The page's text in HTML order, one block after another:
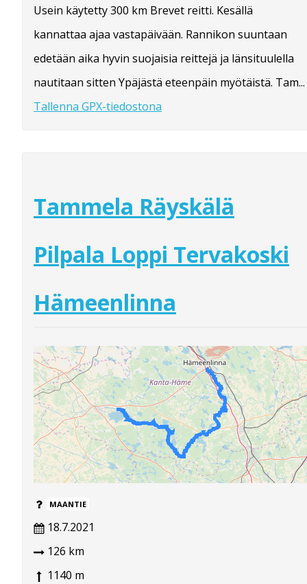
Usein käytetty 300 km Brevet reitti. Kesällä
kannattaa ajaa vastapäivään. Rannikon suuntaan
edetään aika hyvin suojaisia reittejä ja länsituulella
nautitaan sitten Ypäjästä eteenpäin myötäistä. Tam...
Tallenna GPX-tiedostona
Tammela Räyskälä
Pilpala Loppi Tervakoski
Hämeenlinna
MAANTIE
18.7.2021
126 km
1140 m